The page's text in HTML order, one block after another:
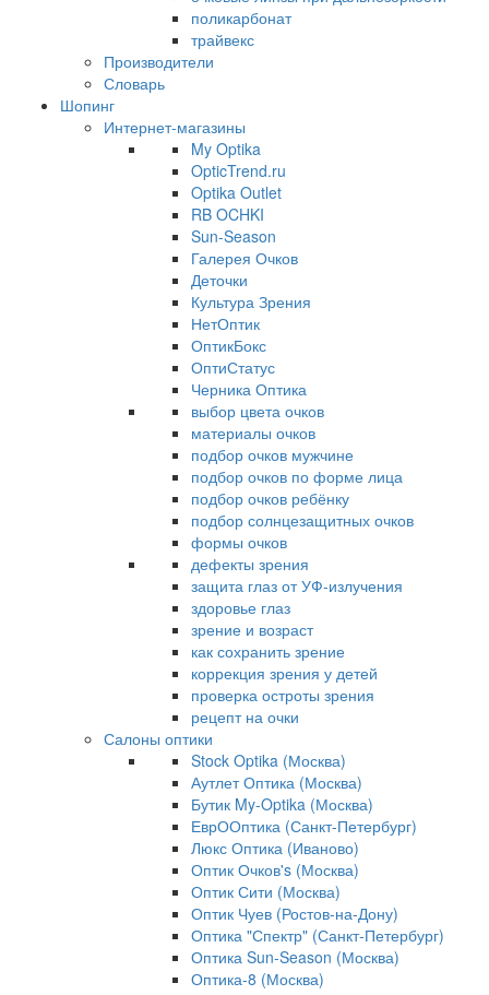
поликарбонат
трайвекс
Производители
Словарь
Шопинг
Интернет-магазины
My Optika
OpticTrend.ru
Optika Outlet
RB OCHKI
Sun-Season
Галерея Очков
Деточки
Культура Зрения
НетОптик
ОптикБокс
ОптиСтатус
Черника Оптика
выбор цвета очков
материалы очков
подбор очков мужчине
подбор очков по форме лица
подбор очков ребёнку
подбор солнцезащитных очков
формы очков
дефекты зрения
защита глаз от УФ-излучения
здоровье глаз
зрение и возраст
как сохранить зрение
коррекция зрения у детей
проверка остроты зрения
рецепт на очки
Салоны оптики
Stock Optika (Москва)
Аутлет Оптика (Москва)
Бутик My-Optika (Москва)
ЕврООптика (Санкт-Петербург)
Люкс Оптика (Иваново)
Оптик Очков's (Москва)
Оптик Сити (Москва)
Оптик Чуев (Ростов-на-Дону)
Оптика "Спектр" (Санкт-Петербург)
Оптика Sun-Season (Москва)
Оптика-8 (Москва)